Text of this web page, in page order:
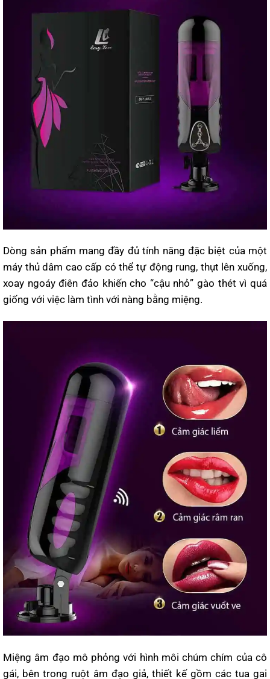
Dòng sản phẩm mang đầy đủ tính năng đặc biệt của một
máy thủ dâm cao cấp có thể tự động rung, thụt lên xuống,
xoay ngoáy điên đảo khiến cho “cậu nhỏ” gào thét vì quá
giống với việc làm tình với nàng bằng miệng.
Miệng âm đạo mô phỏng với hình môi chúm chím của cô
gái, bên trong ruột âm đạo giả, thiết kế gồm các tua gai